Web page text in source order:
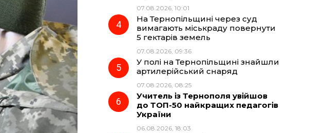
07.08.2026, 10:01
На Тернопільщині через суд
вимагають міськраду повернути
5 гектарів земель
07.08.2026, 09:36
У полі на Тернопільщині знайшли
артилерійський снаряд
07.08.2026, 08:25
Учитель із Тернополя увійшов
до ТОП-50 найкращих педагогів
України
06.08.2026, 18:03